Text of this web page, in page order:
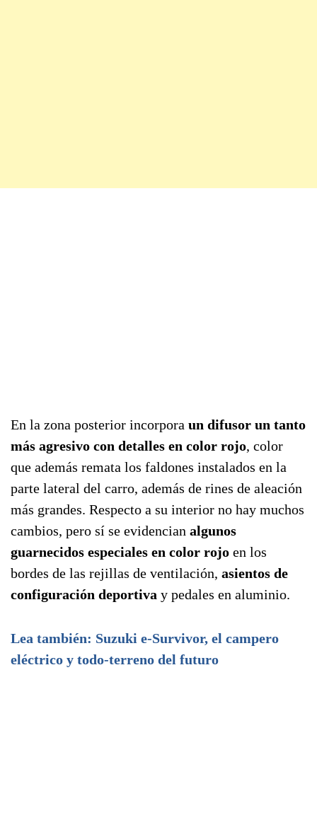
En la zona posterior incorpora un difusor un tanto
más agresivo con detalles en color rojo, color
que además remata los faldones instalados en la
parte lateral del carro, además de rines de aleación
más grandes. Respecto a su interior no hay muchos
cambios, pero sí se evidencian algunos
guarnecidos especiales en color rojo en los
bordes de las rejillas de ventilación, asientos de
configuración deportiva y pedales en aluminio.
Lea también: Suzuki e-Survivor, el campero
eléctrico y todo-terreno del futuro